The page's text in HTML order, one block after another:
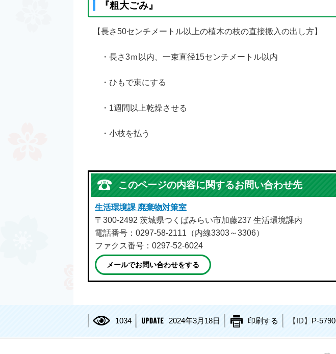
『粗大ごみ』
【長さ50センチメートル以上の植木の枝の直接搬入の出し方】
・長さ3ｍ以内、一束直径15センチメートル以内
・ひもで束にする
・1週間以上乾燥させる
・小枝を払う
このページの内容に関するお問い合わせ先
生活環境課 廃棄物対策室
〒300-2492 茨城県つくばみらい市加藤237 生活環境課内
電話番号：0297-58-2111（内線3303～3306）
ファクス番号：0297-52-6024
メールでお問い合わせをする
1034 2024年3月18日 印刷する 【ID】 P-5790